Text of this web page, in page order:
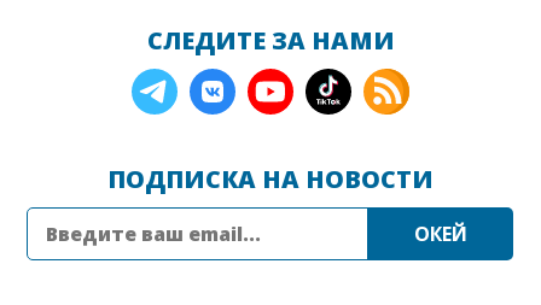
СЛЕДИТЕ ЗА НАМИ
ПОДПИСКА НА НОВОСТИ